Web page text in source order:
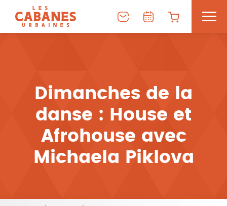
Dimanches de la
danse : House et
Afrohouse avec
Michaela Piklova